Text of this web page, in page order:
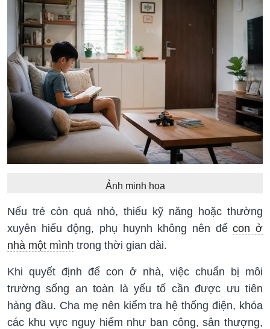
Ảnh minh họa
Nếu trẻ còn quá nhỏ, thiếu kỹ năng hoặc thường
xuyên hiếu động, phụ huynh không nên đểcon ở
nhà một mình trong thời gian dài.
Khi quyết định để con ở nhà, việc chuẩn bị môi
trường sống an toàn là yếu tố cần được ưu tiên
hàng đầu. Cha mẹ nên kiểm tra hệ thống điện, khóa
các khu vực nguy hiểm như ban công, sân thượng,